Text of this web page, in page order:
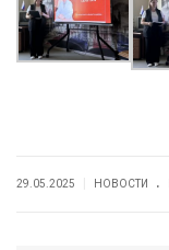
29.05.2025 НОВОСТИ .